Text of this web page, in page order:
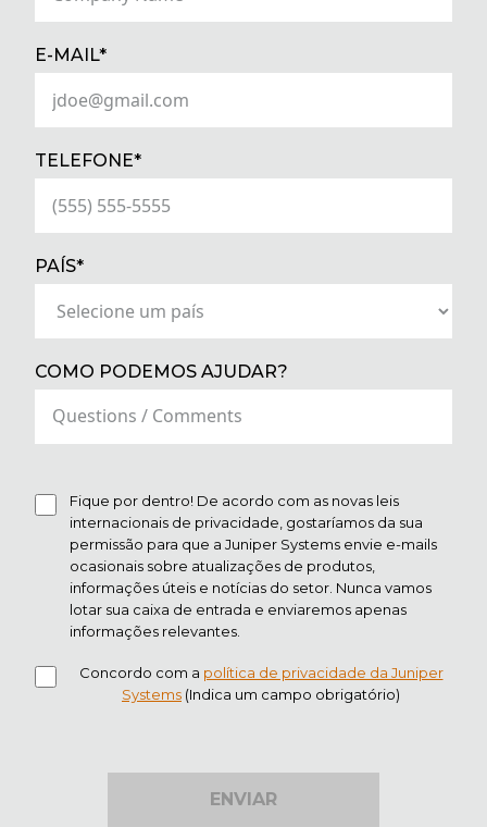
E-MAIL*(REQUIRED)
TELEFONE*(REQUIRED)
PAÍS*(REQUIRED)
COMO PODEMOS AJUDAR?
Fique por dentro! De acordo com as novas leis
internacionais de privacidade, gostaríamos da sua
permissão para que a Juniper Systems envie e-mails
ocasionais sobre atualizações de produtos,
informações úteis e notícias do setor. Nunca vamos
lotar sua caixa de entrada e enviaremos apenas
informações relevantes.
Concordo com a política de privacidade da Juniper
Systems (Indica um campo obrigatório)
ENVIAR